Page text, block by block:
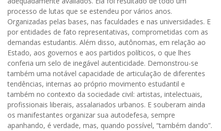
processo de lutas que se estendeu por vários anos.
Organizadas pelas bases, nas faculdades e nas universidades. E
por entidades de fato representativas, comprometidas com as
demandas estudantis. Além disso, autônomas, em relação ao
Estado, aos governos e aos partidos políticos, o que lhes
conferia um selo de inegável autenticidade. Demonstrou-se
também uma notável capacidade de articulação de diferentes
tendências, internas ao próprio movimento estudantil e
também no contexto da sociedade civil: artistas, intelectuais,
profissionais liberais, assalariados urbanos. E souberam ainda
os manifestantes organizar sua autodefesa, sempre
apanhando, é verdade, mas, quando possível, “também dando”.